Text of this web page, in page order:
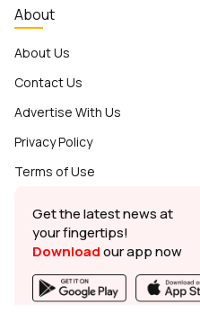
About
About Us
Contact Us
Advertise With Us
Privacy Policy
Terms of Use
Get the latest news at
your fingertips!
Downloadour app now